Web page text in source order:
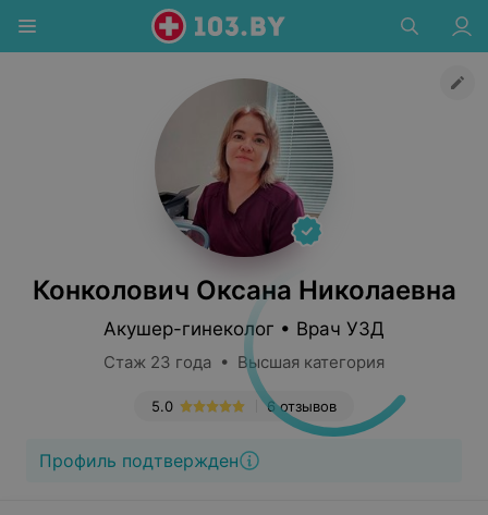
Конколович Оксана Николаевна
Акушер-гинеколог • Врач УЗД
Стаж 23 года • Высшая категория
6 отзывов
5.0
Профиль подтвержден